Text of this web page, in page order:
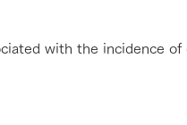
with the incidence of